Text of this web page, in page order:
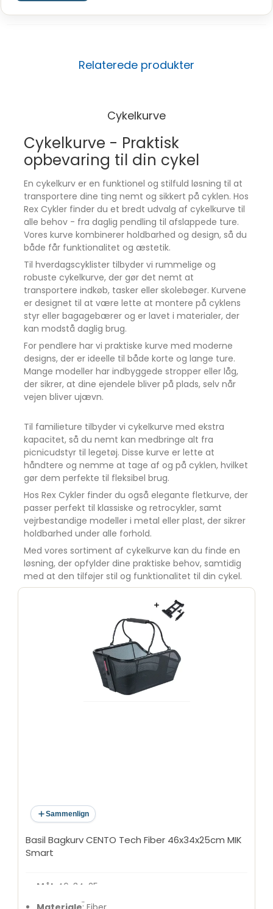
'Epic Shopper' er udviklet til at gøre dine cykelture
det moderne design passer til både klassiske og
Ergonomisk håndtag
Let og komfortabel at transportere.
Bæreevne op til 10 kg
Transportér sikkert både let og tung last.
Stilrent udtryk
Kombinerer funktionalitet med et elegant look.
Vil du have en bagkurv, der kombinerer rummelighed,
stabilitet og hurtig montering?
Atran Velo 'Epic Shopper' AVS giver dig en
pålidelig og elegant løsning til hverdagen.
Relaterede produkter
Cykelkurve
Cykelkurve - Praktisk
opbevaring til din cykel
En cykelkurv er en funktionel og stilfuld løsning til at
transportere dine ting nemt og sikkert på cyklen. Hos
Rex Cykler finder du et bredt udvalg af cykelkurve til
alle behov - fra daglig pendling til afslappede ture.
Vores kurve kombinerer holdbarhed og design, så du
både får funktionalitet og æstetik.
Til hverdagscyklister tilbyder vi rummelige og
robuste cykelkurve, der gør det nemt at
transportere indkøb, tasker eller skolebøger. Kurvene
er designet til at være lette at montere på cyklens
styr eller bagagebærer og er lavet i materialer, der
kan modstå daglig brug.
For pendlere har vi praktiske kurve med moderne
designs, der er ideelle til både korte og lange ture.
Mange modeller har indbyggede stropper eller låg,
der sikrer, at dine ejendele bliver på plads, selv når
vejen bliver ujævn.
Til familieture tilbyder vi cykelkurve med ekstra
kapacitet, så du nemt kan medbringe alt fra
picnicudstyr til legetøj. Disse kurve er lette at
håndtere og nemme at tage af og på cyklen, hvilket
gør dem perfekte til fleksibel brug.
Hos Rex Cykler finder du også elegante fletkurve, der
passer perfekt til klassiske og retrocykler, samt
vejrbestandige modeller i metal eller plast, der sikrer
holdbarhed under alle forhold.
Med vores sortiment af cykelkurve kan du finde en
løsning, der opfylder dine praktiske behov, samtidig
med at den tilføjer stil og funktionalitet til din cykel.
Sammenlign
Basil Bagkurv CENTO Tech Fiber 46x34x25cm MIK
Smart
Mål: 46x34x25cm